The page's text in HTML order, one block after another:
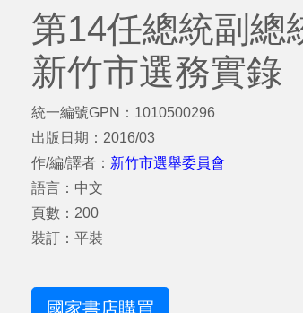
第14任總統副總
新竹市選務實錄
統一編號GPN：1010500296
出版日期：2016/03
作/編/譯者： 新竹市選舉委員會
語言：中文
頁數：200
裝訂：平裝
國家書店購買